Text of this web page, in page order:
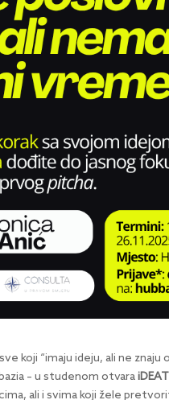
koji “imaju ideju, ali ne
– u studenom otvara
ali i svima koji žele